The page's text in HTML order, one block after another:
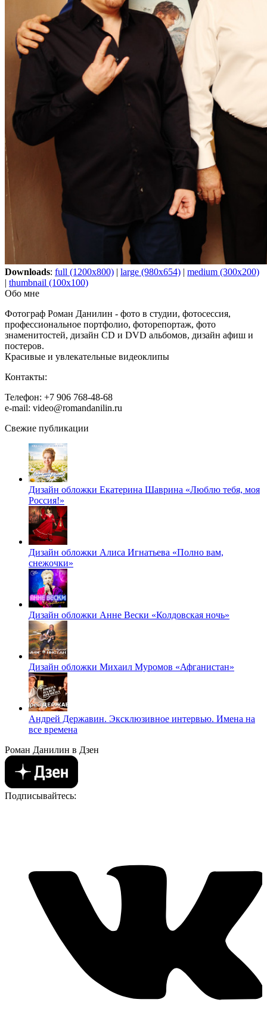
Downloads: full (1200x800) | large (980x654) | medium (300x200)
| thumbnail (100x100)
Обо мне
Фотограф Роман Данилин - фото в студии, фотосессия,
профессиональное портфолио, фоторепортаж, фото
знаменитостей, дизайн CD и DVD альбомов, дизайн афиш и
постеров.
Красивые и увлекательные видеоклипы
Контакты:
Телефон: +7 906 768-48-68
e-mail: video@romandanilin.ru
Свежие публикации
Дизайн обложки Екатерина Шаврина «Люблю тебя, моя
Россия!»
Дизайн обложки Алиса Игнатьева «Полно вам,
снежочки»
Дизайн обложки Анне Вески «Колдовская ночь»
Дизайн обложки Михаил Муромов «Афганистан»
Андрей Державин. Эксклюзивное интервью. Имена на
все времена
Роман Данилин в Дзен
Подписывайтесь: